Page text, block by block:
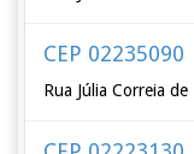
CEP 02235090
Rua Júlia Correia de